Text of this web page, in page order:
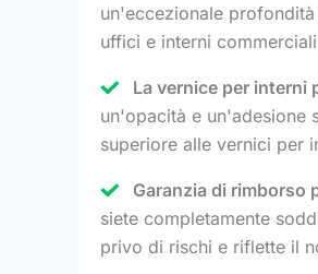
un'eccezionale
uffici e interni
La vernice per interni
un'opacità e un'adesione
superiore alle vernici per
Garanzia di rimborso
siete completamente
privo di rischi e riflette il